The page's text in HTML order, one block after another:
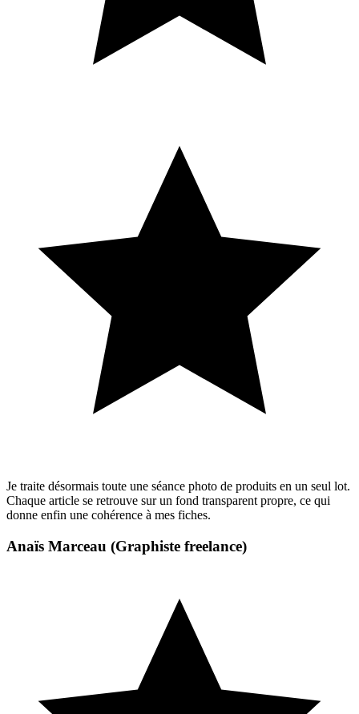
Je traite désormais toute une séance photo de produits en un seul lot.
Chaque article se retrouve sur un fond transparent propre, ce qui
donne enfin une cohérence à mes fiches.
Anaïs Marceau (Graphiste freelance)